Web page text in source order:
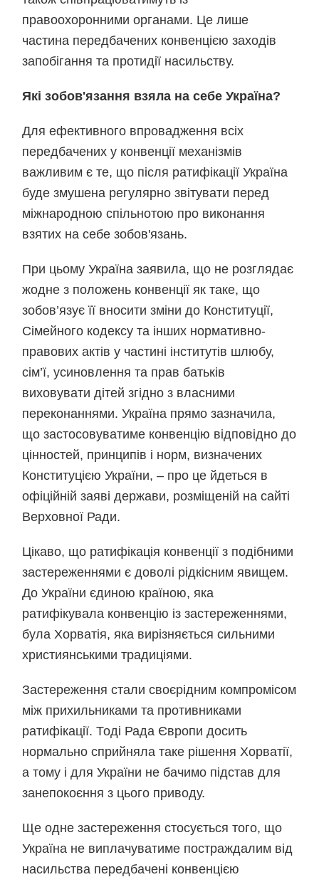
правоохоронними органами. Це лише
частина передбачених конвенцією заходів
запобігання та протидії насильству.
Які зобов'язання взяла на себе Україна?
Для ефективного впровадження всіх
передбачених у конвенції механізмів
важливим є те, що після ратифікації Україна
буде змушена регулярно звітувати перед
міжнародною спільнотою про виконання
взятих на себе зобов'язань.
При цьому Україна заявила, що не розглядає
жодне з положень конвенції як таке, що
зобов’язує її вносити зміни до Конституції,
Сімейного кодексу та інших нормативно-
правових актів у частині інститутів шлюбу,
сім’ї, усиновлення та прав батьків
виховувати дітей згідно з власними
переконаннями. Україна прямо зазначила,
що застосовуватиме конвенцію відповідно до
цінностей, принципів і норм, визначених
Конституцією України, – про це йдеться в
офіційній заяві держави, розміщеній на сайті
Верховної Ради.
Цікаво, що ратифікація конвенції з подібними
застереженнями є доволі рідкісним явищем.
До України єдиною країною, яка
ратифікувала конвенцію із застереженнями,
була Хорватія, яка вирізняється сильними
християнськими традиціями.
Застереження стали своєрідним компромісом
між прихильниками та противниками
ратифікації. Тоді Рада Європи досить
нормально сприйняла таке рішення Хорватії,
а тому і для України не бачимо підстав для
занепокоєння з цього приводу.
Ще одне застереження стосується того, що
Україна не виплачуватиме постраждалим від
насильства передбачені конвенцією